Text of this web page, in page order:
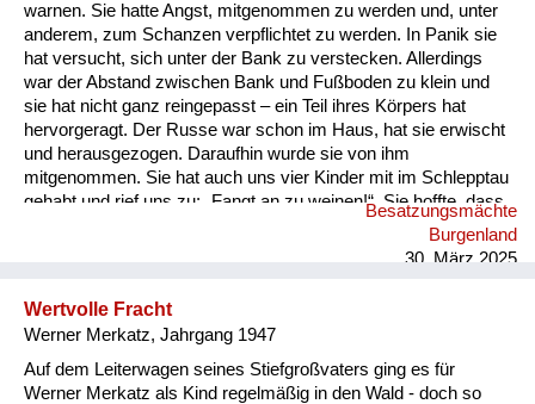
warnen. Sie hatte Angst, mitgenommen zu werden und, unter
anderem, zum Schanzen verpflichtet zu werden. In Panik sie
hat versucht, sich unter der Bank zu verstecken. Allerdings
war der Abstand zwischen Bank und Fußboden zu klein und
sie hat nicht ganz reingepasst – ein Teil ihres Körpers hat
hervorgeragt. Der Russe war schon im Haus, hat sie erwischt
und herausgezogen. Daraufhin wurde sie von ihm
mitgenommen. Sie hat auch uns vier Kinder mit im Schlepptau
gehabt und rief uns zu: „Fangt an zu weinen!“. Sie hoffte, dass
wir damit Mitleid erregen könnten. Wir folgten ihr, aber einer
meiner Brüder war widerspenstig – er hat sich geweigert zu
Besatzungsmächte
Burgenland
30. März 2025
Wertvolle Fracht
Werner Merkatz, Jahrgang 1947
Auf dem Leiterwagen seines Stiefgroßvaters ging es für
Werner Merkatz als Kind regelmäßig in den Wald - doch so